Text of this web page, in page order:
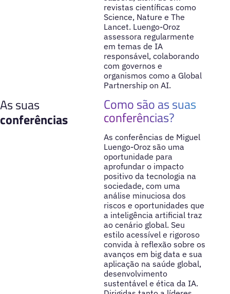
revistas científicas como
Science, Nature e The
Lancet. Luengo-Oroz
assessora regularmente
em temas de IA
responsável, colaborando
com governos e
organismos como a Global
Partnership on AI.
As suas
conferências
Como são as suas
conferências?
As conferências de Miguel
Luengo-Oroz são uma
oportunidade para
aprofundar o impacto
positivo da tecnologia na
sociedade, com uma
análise minuciosa dos
riscos e oportunidades que
a inteligência artificial traz
ao cenário global. Seu
estilo acessível e rigoroso
convida à reflexão sobre os
avanços em big data e sua
aplicação na saúde global,
desenvolvimento
sustentável e ética da IA.